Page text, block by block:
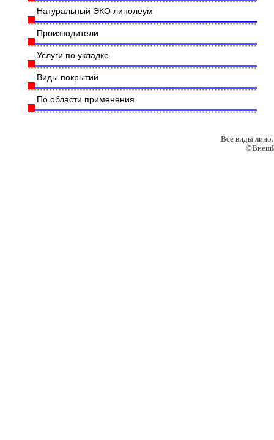
Натуральный ЭКО линолеум
Производители
Услуги по укладке
Виды покрытий
По области применения
Все виды